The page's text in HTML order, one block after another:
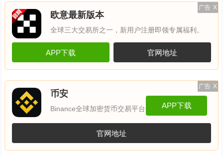
广告 X
欧意最新版本
全球三大交易所之一，新用户注册即领专属福利。
APP下载 官网地址
广告 X
币安
Binance全球加密货币交易平台 APP下载
官网地址